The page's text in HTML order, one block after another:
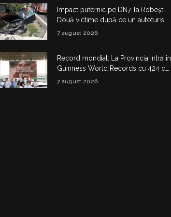
Impact puternic pe DN7, la Robești.
Două victime după ce un autoturism
a intrat într-un cap de pod
7 august 2026
Record mondial: La Provincia intră în
Guinness World Records cu 424 de
kilograme de aripioare de pui servite
7 august 2026